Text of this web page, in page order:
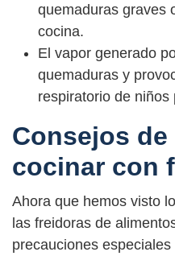
quemaduras graves
cocina.
El vapor generado
quemaduras y
respiratorio de niños
Consejos
cocinar con
Ahora que hemos visto
las freidoras de
precauciones